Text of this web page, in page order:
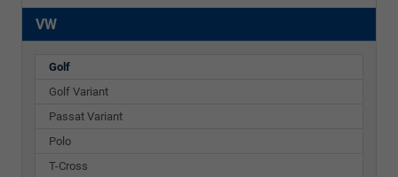
VW
Golf
Golf Variant
Passat Variant
Polo
T-Cross